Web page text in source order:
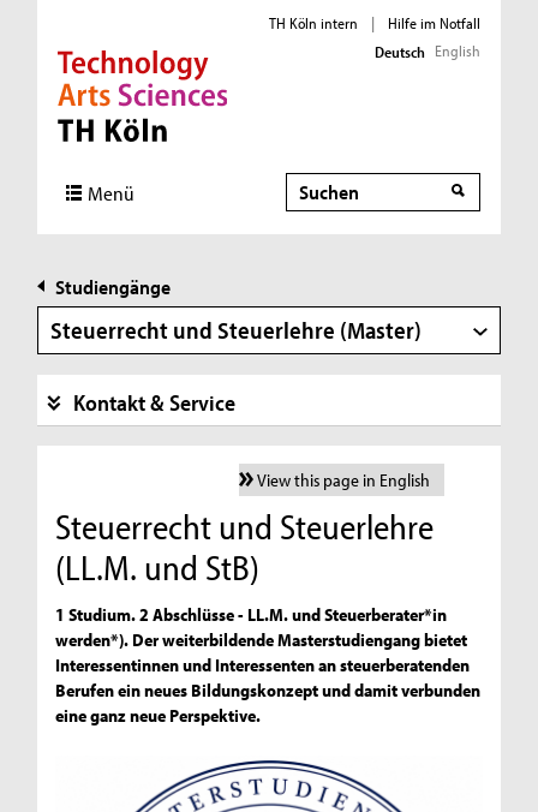
Direkt zur Hauptnavigation
Direkt zur Subnavigation
Direkt zum Inhalt
Direkt zum Fußbereich
TH Köln intern |
Hilfe im Notfall
Deutsch English
Menü Suche
Studiengänge
Steuerrecht und Steuerlehre (Master)
Kontakt & Service
View this page in English
Steuerrecht und Steuerlehre
(LL.M. und StB)
1 Studium. 2 Abschlüsse - LL.M. und Steuerberater*in
werden*). Der weiterbildende Masterstudiengang bietet
Interessentinnen und Interessenten an steuerberatenden
Berufen ein neues Bildungskonzept und damit verbunden
eine ganz neue Perspektive.